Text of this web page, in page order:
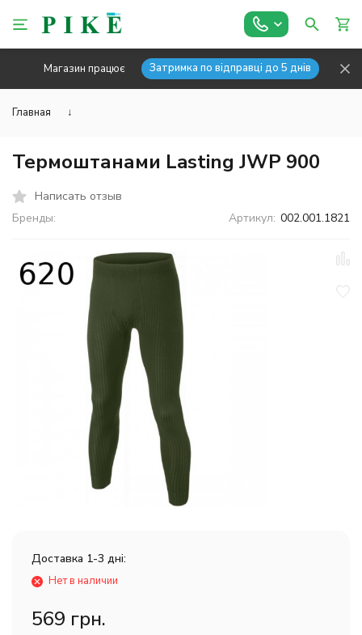
Магазин працює Затримка по відправці до 5 днів
Главная ↓
Термоштанами Lasting JWP 900
Написать отзыв
Бренды:
Артикул: 002.001.1821
Доставка 1-3 дні:
Нет в наличии
569 грн.